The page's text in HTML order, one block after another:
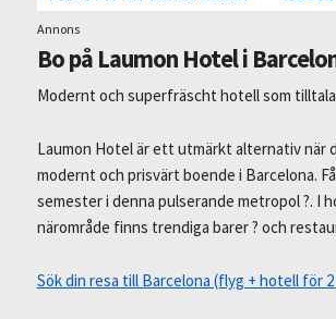
Annons
Bo på Laumon Hotel i
Modernt och superfräscht hotell som
Laumon Hotel är ett utmärkt alternativ när
modernt och prisvärt boende i Barcelona.
semester i denna pulserande metropol ?. I
närområde finns trendiga barer ? och
Sök din resa till Barcelona (flyg + hotell för